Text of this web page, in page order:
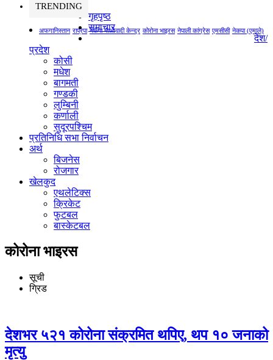
TRENDING
अफगानिस्तान राप्रपा नेकपा माओवादी केन्द्र कोरोना भाइरस नेपाली कांग्रेस एमसीसी नेकपा (एमाले)
गृहपृष्ठ
समाचार
देश/
प्रदेश
कोसी
मधेश
बागमती
गण्डकी
लुम्बिनी
कर्णाली
सुदूरपश्चिम
प्रतिनिधि सभा निर्वाचन
अर्थ
बिजनेस
रोजगार
खेलकुद
एथलेटिक्स
क्रिकेट
फुटबल
बास्केटबल
कोरोना भाइरस
सूची
ग्रिड
देशभर ५२१ कोरोना संक्रमित थपिए, थप १० जनाको
मृत्यु